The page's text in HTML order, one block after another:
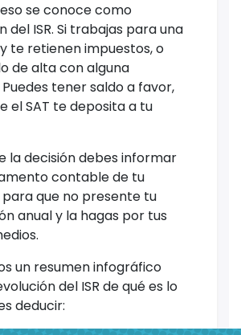
se conoce como
del ISR. Si trabajas para una
te retienen impuestos, o
de alta con alguna
tener saldo a favor,
el SAT te deposita a tu
la decisión debes informar
contable de tu
que no presente tu
anual y la hagas por tus
un resumen infográfico
del ISR de qué es lo
deducir: